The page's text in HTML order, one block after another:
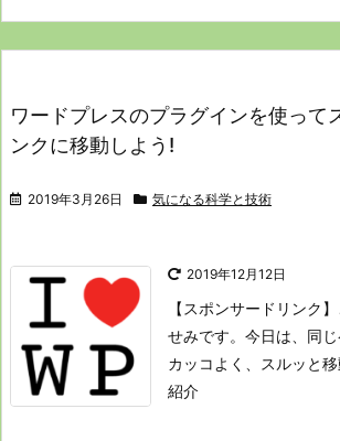
ワードプレスのプラグインを使って
ンクに移動しよう!
2019年3月26日 気になる科学と技術
2019年12月12日
【スポンサードリンク】
せみです。 今日は、同
カッコよく、スルッと
紹介